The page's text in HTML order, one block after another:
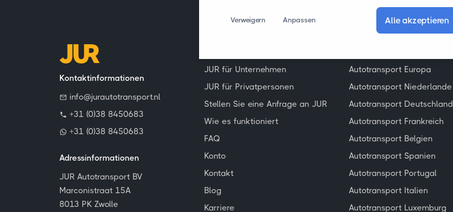
Kontaktinformationen
info@jurautotransport.nl
+31 (0)38 8450683
+31 (0)38 8450683
Adressinformationen
JUR Autotransport BV
Marconistraat 15A
8013 PK Zwolle
JUR für Unternehmen
JUR für Privatpersonen
Stellen Sie eine Anfrage an JUR
Wie es funktioniert
FAQ
Konto
Kontakt
Blog
Karriere
Autotransport Europa
Autotransport Niederlande
Autotransport Deutschland
Autotransport Frankreich
Autotransport Belgien
Autotransport Spanien
Autotransport Portugal
Autotransport Italien
Autotransport Luxemburg
Verweigern Anpassen Alle akzeptieren